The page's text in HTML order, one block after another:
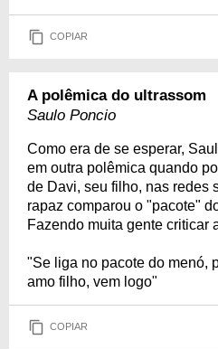
COPIAR
A polêmica do ultrassom
Saulo Poncio
Como era de se esperar,
em outra polêmica quando
de Davi, seu filho, nas redes
rapaz comparou o "pacote"
Fazendo muita gente criticar
"Se liga no pacote do menó,
amo filho, vem logo"
COPIAR